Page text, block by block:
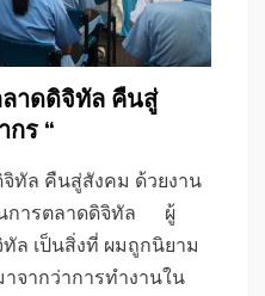
าดดิจิทัล คืนสู่
กร “
ทัล คืนสู่สังคม ด้วยงาน
นการตลาดดิจิทัล ผู้
ล เป็นสิ่งที่ ผมถูกนิยาม
จากว่าการทำงานใน